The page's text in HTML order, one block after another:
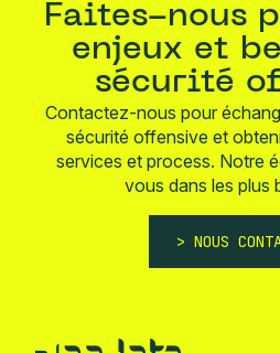
Faites-nous
enjeux et
sécurité
Contactez-nous pour
sécurité offensive et
services et process. Notre
vous dans les plus
NOUS